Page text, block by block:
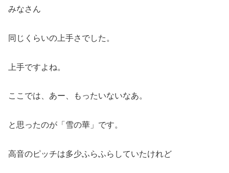
みなさん
同じくらいの上手さでした。
上手ですよね。
ここでは、あー、もったいないなあ。
と思ったのが「雪の華」です。
高音のピッチは多少ふらふらしていたけれど